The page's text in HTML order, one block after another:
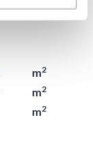
m2
m2
m2